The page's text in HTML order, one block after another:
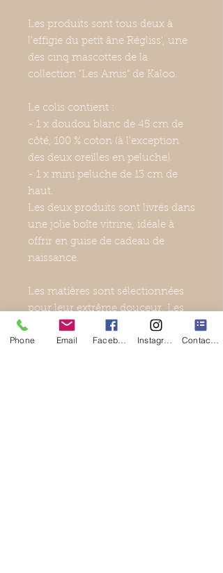
Les produits sont tous deux à
l'effigie du petit âne Régliss', une
des cinq mascottes de la
collection "Les Amis" de Kaloo.
Le colis contient :
- 1 x doudou blanc de 45 cm de
côté, 100 % coton (à l'exception
des deux oreilles en peluche).
- 1 x mini peluche de 13 cm de
haut.
Les deux produits sont livrés dans
une jolie boîte vitrine, idéale à
offrir en guise de cadeau de
naissance.
Les matières sont sélectionnées
pour leur extrême douceur. Les
articles répondent à une exigence
de qualité et de sécurité. Ils
Phone Email